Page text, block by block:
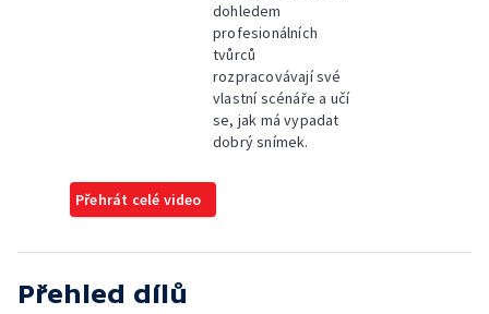
dohledem
profesionálních
tvůrců
rozpracovávají své
vlastní scénáře a učí
se, jak má vypadat
dobrý snímek.
Přehrát celé video
Přehled dílů